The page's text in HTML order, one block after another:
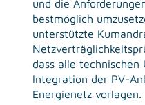
und die
bestmöglich
unterstützte
dass alle
Integration der PV-
Energienetz vorlagen.